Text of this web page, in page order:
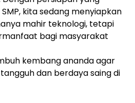
kita sedang menyiapkan
mahir teknologi, tetapi
bagi masyarakat
kembang ananda agar
dan berdaya saing di